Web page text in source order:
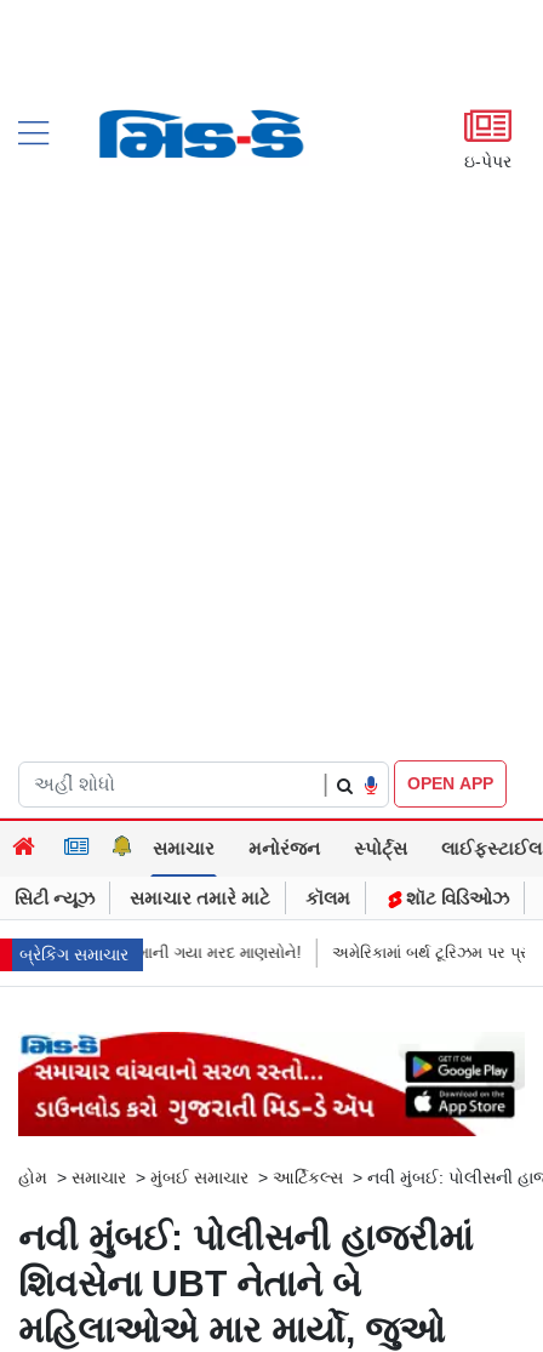
ઇ-પેપર
OPEN APP
સમાચાર મનોરંજન સ્પોર્ટ્સ લાઈફસ્ટાઈલ
સિટી ન્યૂઝ સમાચાર તમારે માટે કૉલમ શૉટ વિડિઓઝ
બ્રેકિંગ સમાચાર
માની ગયા મરદ માણસોને! અમેરિકામાં બર્થ ટૂરિઝમ પર પ્રતિબંધ મૂક્યો ડોનલ્ડ
હોમ > સમાચાર > મુંબઈ સમાચાર > આર્ટિકલ્સ > નવી મુંબઈ: પોલીસની
નવી મુંબઈ: પોલીસની હાજરીમાં
શિવસેના UBT નેતાને બે
મહિલાઓએ માર માર્યો, જુઓ